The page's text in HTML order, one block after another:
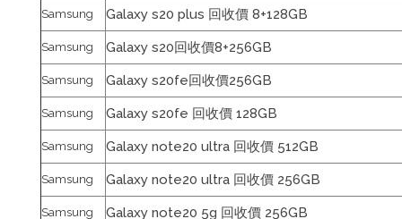
Samsung Galaxy s20 plus 回收價 8+128GB
Samsung Galaxy s20回收價8+256GB
Samsung Galaxy s20fe回收價256GB
Samsung Galaxy s20fe 回收價 128GB
Samsung Galaxy note20 ultra 回收價 512GB
Samsung Galaxy note20 ultra 回收價 256GB
Samsung Galaxy note20 5g 回收價 256GB